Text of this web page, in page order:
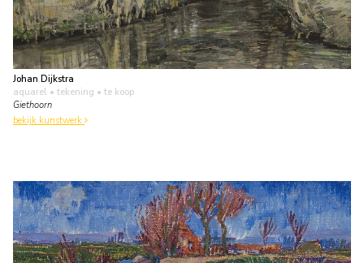
Johan Dijkstra
aquarel • tekening • te koop
Giethoorn
bekijk kunstwerk